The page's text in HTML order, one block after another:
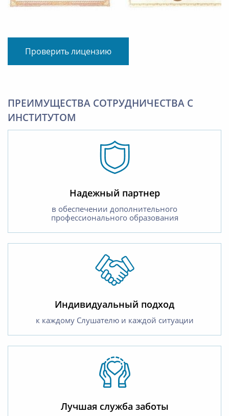
Проверить лицензию
ПРЕИМУЩЕСТВА СОТРУДНИЧЕСТВА С
ИНСТИТУТОМ
Надежный партнер
в обеспечении дополнительного
профессионального образования
Индивидуальный подход
к каждому Слушателю и каждой ситуации
Лучшая служба заботы